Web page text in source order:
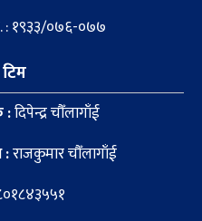
: १९३३/०७६-०७७
टिम
:दिपेन्द्र चौँलागाँई
:राजकुमार चौँलागाँई